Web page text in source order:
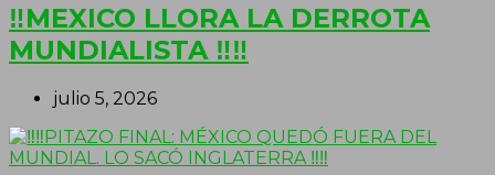
‼MEXICO LLORA LA DERROTA
MUNDIALISTA ‼‼
julio 5, 2026